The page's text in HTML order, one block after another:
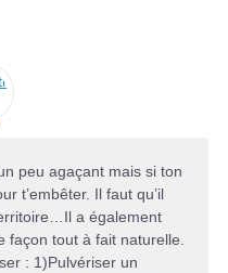
peu agaçant mais si ton
t’embêter. Il faut qu’il
a également
façon tout à fait naturelle.
: 1)Pulvériser un